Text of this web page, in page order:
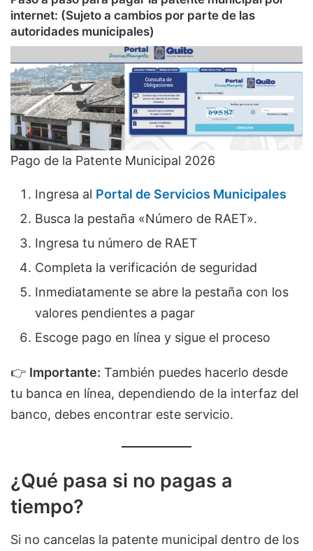
internet: (Sujeto a cambios por parte de las
autoridades municipales)
Pago de la Patente Municipal 2026
Ingresa al Portal de Servicios Municipales
Busca la pestaña «Número de RAET».
Ingresa tu número de RAET
Completa la verificación de seguridad
Inmediatamente se abre la pestaña con los
valores pendientes a pagar
Escoge pago en línea y sigue el proceso
👉 Importante: También puedes hacerlo desde
tu banca en línea, dependiendo de la interfaz del
banco, debes encontrar este servicio.
¿Qué pasa si no pagas a
tiempo?
Si no cancelas la patente municipal dentro de los